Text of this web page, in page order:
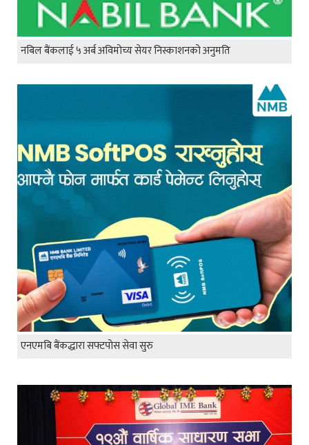
नबिल बैंकलाई ५ अर्ब अविमोच्य सेयर निस्काशनको अनुमति
एनएमबि बैंकद्धारा सफ्टपोस सेवा सुरु